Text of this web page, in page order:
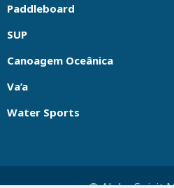
Paddleboard
SUP
Canoagem Oceânica
Va’a
Water Sports